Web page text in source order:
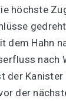
höchste
dem Hahn
nach
der
der